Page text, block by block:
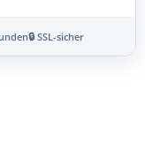
🔒 SSL-sicher